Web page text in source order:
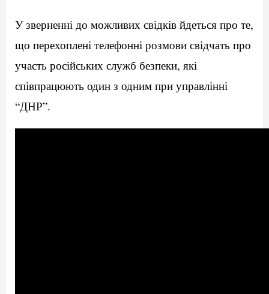
У зверненні до можливих свідків йдеться про те,
що перехоплені телефонні розмови свідчать про
участь російських служб безпеки, які
співпрацюють один з одним при управлінні
“ДНР”.